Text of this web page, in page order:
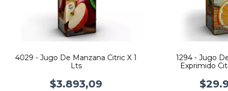
4029 - Jugo De Manzana Citric X 1
Lts
$3.893,09
1294 - Jugo
Exprimido